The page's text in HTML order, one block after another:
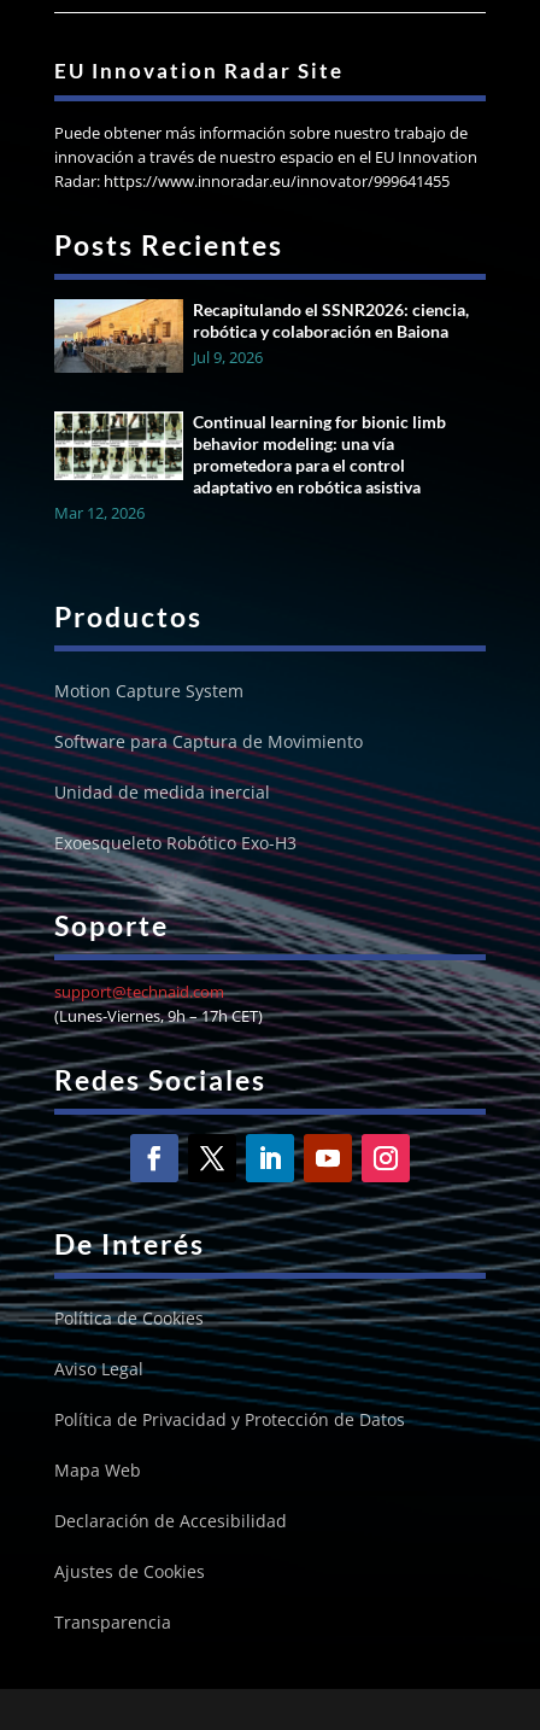
EU Innovation Radar Site
Puede obtener más información sobre nuestro trabajo de
innovación a través de nuestro espacio en el EU Innovation
Radar: https://www.innoradar.eu/innovator/999641455
Posts Recientes
Recapitulando el SSNR2026: ciencia,
robótica y colaboración en Baiona
Jul 9, 2026
Continual learning for bionic limb
behavior modeling: una vía
prometedora para el control
adaptativo en robótica asistiva
Mar 12, 2026
Productos
Motion Capture System
Software para Captura de Movimiento
Unidad de medida inercial
Exoesqueleto Robótico Exo-H3
Soporte
support@technaid.com
(Lunes-Viernes, 9h – 17h CET)
Redes Sociales
De Interés
Política de Cookies
Aviso Legal
Política de Privacidad y Protección de Datos
Mapa Web
Declaración de Accesibilidad
Ajustes de Cookies
Transparencia